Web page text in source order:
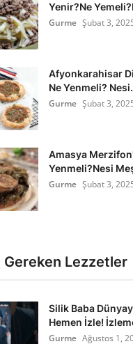
Yenir?Ne
Gurme Şubat 3,
Afyonkarahisar
Ne Yenmeli?
Gurme Şubat 3,
Amasya
Yenmeli?Nesi
Gurme Şubat 3,
Gereken Lezzetler
Silik Baba
Hemen İzle!
Gurme Ağustos 1,